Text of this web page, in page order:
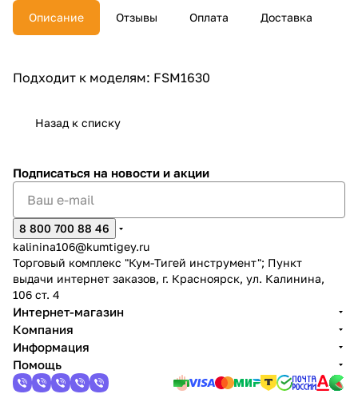
Описание Отзывы Оплата Доставка
Подходит к моделям: FSM1630
Назад к списку
Подписаться на новости и акции
8 800 700 88 46
kalinina106@kumtigey.ru
Торговый комплекс "Кум-Тигей инструмент"; Пункт
выдачи интернет заказов, г. Красноярск, ул. Калинина,
106 ст. 4
Интернет-магазин
Компания
Информация
Помощь
Подробнее
раз в 2
недели
plait.ru